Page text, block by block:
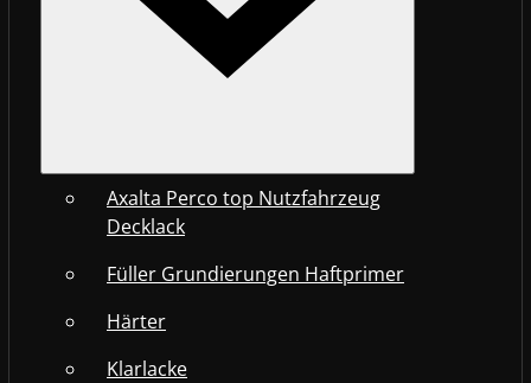
Axalta Perco top Nutzfahrzeug
Decklack
Füller Grundierungen Haftprimer
Härter
Klarlacke